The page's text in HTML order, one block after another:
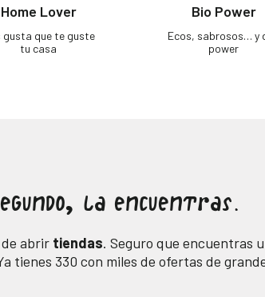
Home Lover
gusta que te guste
tu casa
Bio Power
Ecos, sabrosos… y
power
la encuentras.
abrir tiendas. Seguro que encuentras
tienes 330 con miles de ofertas de